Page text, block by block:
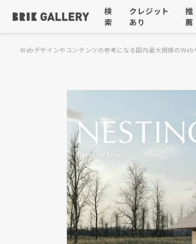
検
索
クレジット
あり
推
薦
Webデザインやコンテンツの参考になる国内最大規模の